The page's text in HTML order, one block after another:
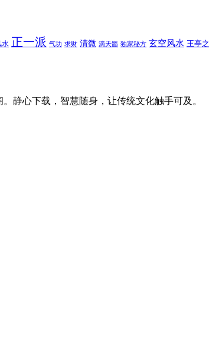
水 正一派 气功 求财 清微 滴天髓 独家秘方 玄空风水 王亭之
静心下载，智慧随身，让传统文化触手可及。